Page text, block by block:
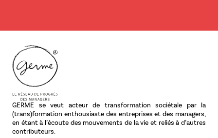
GERME se veut acteur de transformation sociétale par la
(trans)formation enthousiaste des entreprises et des managers,
en étant à l’écoute des mouvements de la vie et reliés à d’autres
contributeurs.